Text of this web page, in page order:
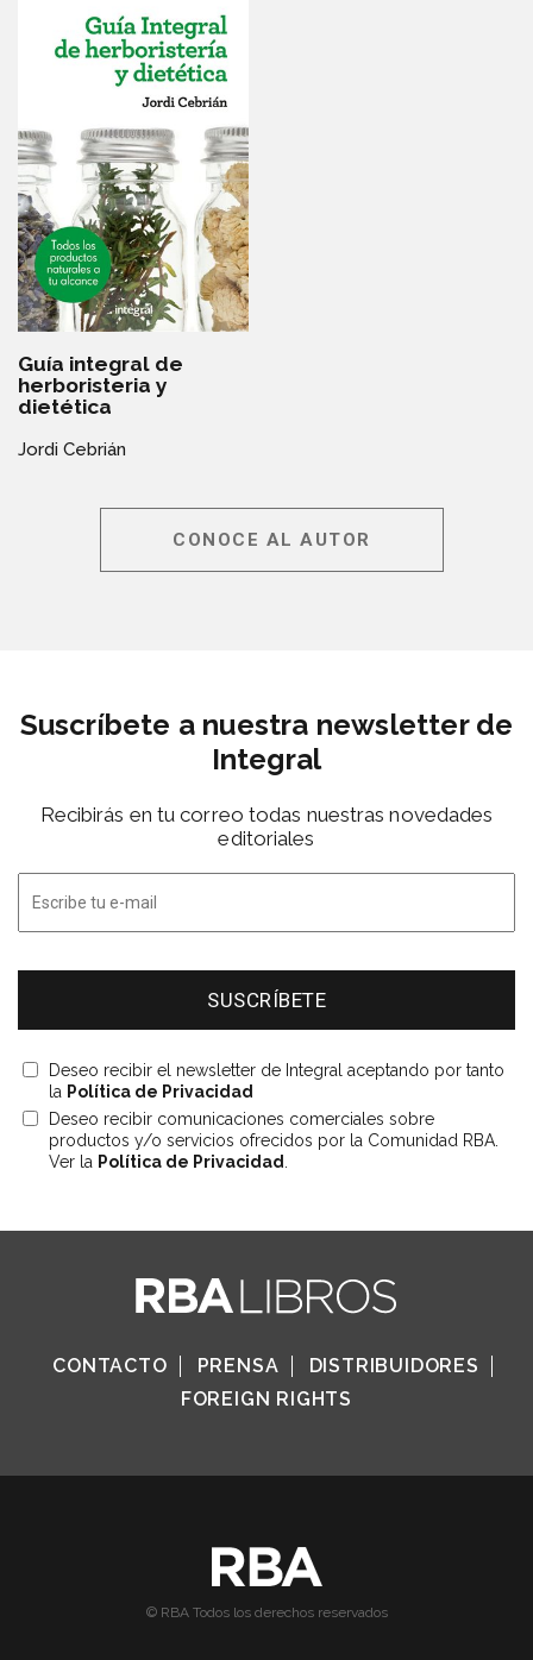
Guía integral de
herboristeria y
dietética
Jordi Cebrián
CONOCE AL AUTOR
Suscríbete a nuestra newsletter de
Integral
Recibirás en tu correo todas nuestras novedades
editoriales
Deseo recibir el newsletter de Integral aceptando por tanto
la Política de Privacidad
Deseo recibir comunicaciones comerciales sobre
productos y/o servicios ofrecidos por la Comunidad RBA.
Ver la Política de Privacidad
CONTACTO PRENSA
DISTRIBUIDORES
FOREIGN RIGHTS
© RBA Todos los derechos reservados